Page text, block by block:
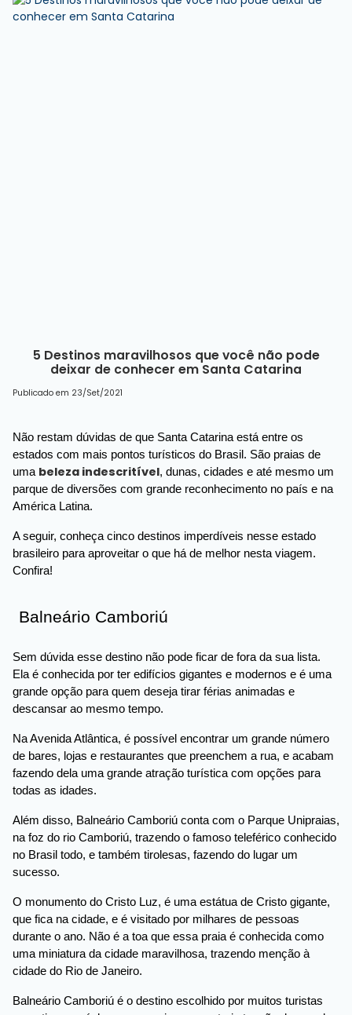
5 Destinos maravilhosos que você não pode
deixar de conhecer em Santa Catarina
Publicado em 23/Set/2021
Não restam dúvidas de que Santa Catarina está entre os
estados com mais pontos turísticos do Brasil. São praias de
uma beleza indescritível, dunas, cidades e até mesmo um
parque de diversões com grande reconhecimento no país e na
América Latina.
A seguir, conheça cinco destinos imperdíveis nesse estado
brasileiro para aproveitar o que há de melhor nesta viagem.
Confira!
Balneário Camboriú
Sem dúvida esse destino não pode ficar de fora da sua lista.
Ela é conhecida por ter edifícios gigantes e modernos e é uma
grande opção para quem deseja tirar férias animadas e
descansar ao mesmo tempo.
Na Avenida Atlântica, é possível encontrar um grande número
de bares, lojas e restaurantes que preenchem a rua, e acabam
fazendo dela uma grande atração turística com opções para
todas as idades.
Além disso, Balneário Camboriú conta com o Parque Unipraias,
na foz do rio Camboriú, trazendo o famoso teleférico conhecido
no Brasil todo, e também tirolesas, fazendo do lugar um
sucesso.
O monumento do Cristo Luz, é uma estátua de Cristo gigante,
que fica na cidade, e é visitado por milhares de pessoas
durante o ano. Não é a toa que essa praia é conhecida como
uma miniatura da cidade maravilhosa, trazendo menção à
cidade do Rio de Janeiro.
Balneário Camboriú é o destino escolhido por muitos turistas